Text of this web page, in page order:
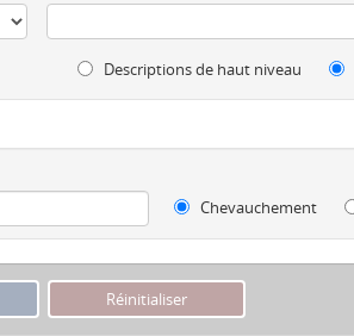
Descriptions de haut niveau
Chevauchement